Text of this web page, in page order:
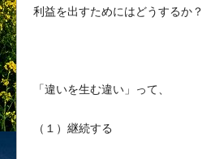
利益を出すためにはどうするか？
「違いを生む違い」って、
（１）継続する